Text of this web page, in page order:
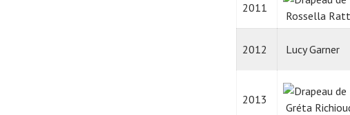
2011
Rossella
2012 Lucy Garner
2013
Gréta